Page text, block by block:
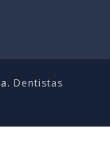
Dentistas